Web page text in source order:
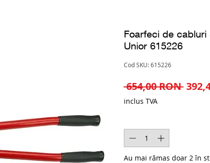
Foarfeci de
Unior 615226
Cod SKU: 615226
654,00 RON Preț
inclus TVA
Au mai rămas doar 2 în